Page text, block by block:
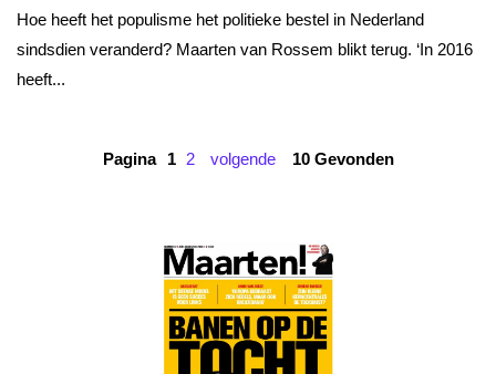
Hoe heeft het populisme het politieke bestel in Nederland
sindsdien veranderd? Maarten van Rossem blikt terug. ‘In 2016
heeft...
Pagina 1 2 volgende 10 Gevonden